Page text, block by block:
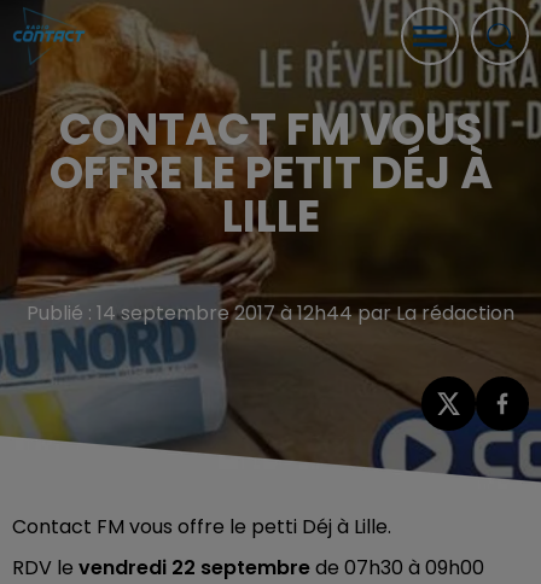
CONTACT FM VOUS
OFFRE LE PETIT DÉJ À
LILLE
Publié : 14 septembre 2017 à 12h44 par La rédaction
Contact FM vous offre le petti Déj à Lille.
RDV le vendredi 22 septembrede 07h30 à 09h00